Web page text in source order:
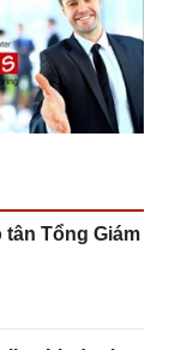
tân Tổng Giám